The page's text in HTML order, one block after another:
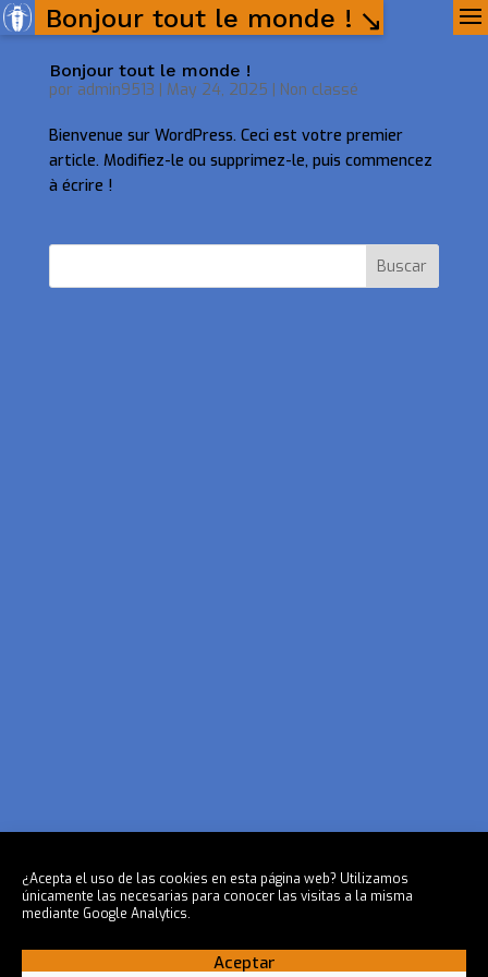
¿Acepta el uso de las cookies en esta página web? Utilizamos
únicamente las necesarias para conocer las visitas a la misma
mediante Google Analytics.
Aceptar
Bonjour tout le monde !
Bonjour tout le monde !
por admin9513 | May 24, 2025 | Non classé
Bienvenue sur WordPress. Ceci est votre premier
article. Modifiez-le ou supprimez-le, puis commencez
à écrire !
Buscar